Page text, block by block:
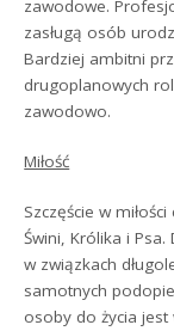
zawodowe.
zasługą osób
Bardziej ambitni
drugoplanowych
zawodowo.
Miłość
Szczęście w
Świni, Królika i
w związkach
samotnych
osoby do życia jest